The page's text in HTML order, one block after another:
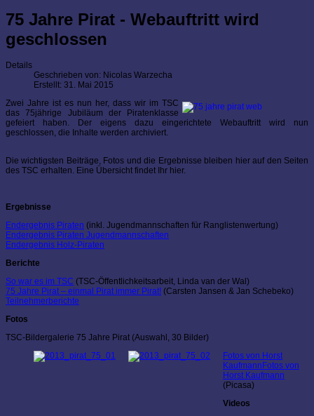
75 Jahre Pirat - Webauftritt wird
geschlossen
Details
Geschrieben von: Nicolas Warzecha
Erstellt: 31. Mai 2015
Zwei Jahre ist es nun her, dass wir im TSC
das 75jährige Jubiläum der Piratenklasse
gefeiert haben. Der eigens dazu eingerichtete Webauftritt wird nun
geschlossen, die Inhalte werden archiviert.
Die wichtigsten Beiträge, Fotos und die Ergebnisse bleiben hier auf den Seiten
des TSC erhalten. Eine Übersicht findet Ihr hier.
Ergebnisse
Endergebnis Piraten (inkl. Jugendmannschaften für Ranglistenwertung)
Endergebnis Piraten Jugendmannschaften
Endergebnis Holz-Piraten
Berichte
So war es im TSC (TSC-Öffentlichkeitsarbeit, Linda van der Wal)
75 Jahre Pirat – einmal Pirat immer Pirat! (Carsten Jansen & Jan Schebeko)
Teilnehmerberichte
Fotos
TSC-Bildergalerie 75 Jahre Pirat (Auswahl, 30 Bilder)
Fotos von Horst
KaufmannFotos von
Horst Kaufmann
(Picasa)
Videos